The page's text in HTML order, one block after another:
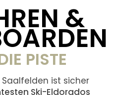
&
PISTE
ist sicher
Ski-Eldorados